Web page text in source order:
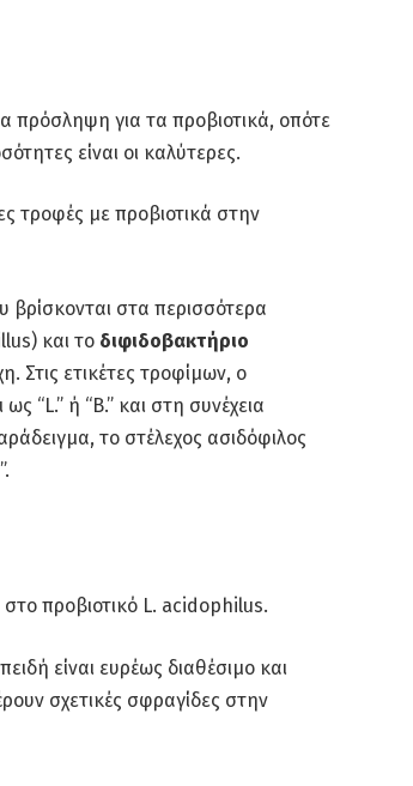
πρόσληψη για τα προβιοτικά, οπότε
είναι οι καλύτερες.
τροφές με προβιοτικά στην
βρίσκονται στα περισσότερα
και το διφιδοβακτήριο
Στις ετικέτες τροφίμων, ο
“L.” ή “B.” και στη συνέχεια
το στέλεχος ασιδόφιλος
στο προβιοτικό L. acidophilus.
είναι ευρέως διαθέσιμο και
σχετικές σφραγίδες στην